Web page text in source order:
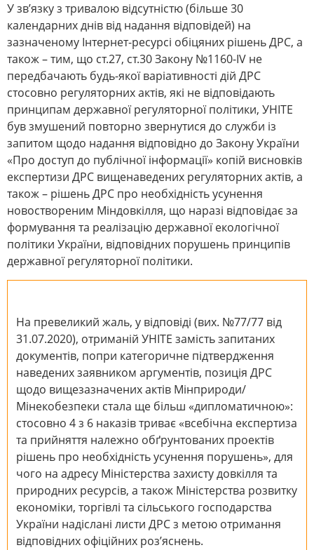
У зв’язку з тривалою відсутністю (більше 30
календарних днів від надання відповідей) на
зазначеному Інтернет-ресурсі обіцяних рішень ДРС, а
також – тим, що ст.27, ст.30 Закону №1160-IV не
передбачають будь-якої варіативності дій ДРС
стосовно регуляторних актів, які не відповідають
принципам державної регуляторної політики, УНІТЕ
був змушений повторно звернутися до служби із
запитом щодо надання відповідно до Закону України
«Про доступ до публічної інформації» копій висновків
експертизи ДРС вищенаведених регуляторних актів, а
також – рішень ДРС про необхідність усунення
новоствореним Міндовкілля, що наразі відповідає за
формування та реалізацію державної екологічної
політики України, відповідних порушень принципів
державної регуляторної політики.
На превеликий жаль, у відповіді (вих. №77/77 від
31.07.2020), отриманій УНІТЕ замість запитаних
документів, попри категоричне підтвердження
наведених заявником аргументів, позиція ДРС
щодо вищезазначених актів Мінприроди/
Мінекобезпеки стала ще більш «дипломатичною»:
стосовно 4 з 6 наказів триває «всебічна експертиза
та прийняття належно обґрунтованих проектів
рішень про необхідність усунення порушень», для
чого на адресу Міністерства захисту довкілля та
природних ресурсів, а також Міністерства розвитку
економіки, торгівлі та сільського господарства
України надіслані листи ДРС з метою отримання
відповідних офіційних роз’яснень.